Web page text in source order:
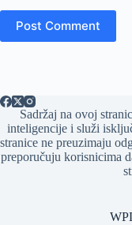
Post Comment
Sadržaj na ovoj
inteligencije i služi
stranice ne preuzimaju
preporučuju korisnicima